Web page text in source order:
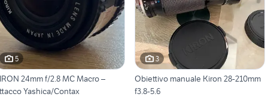
5
24mm f/2.8 MC Macro –
Yashica/Contax
3
Obiettivo manuale Kiron 28-210mm
f3.8-5.6